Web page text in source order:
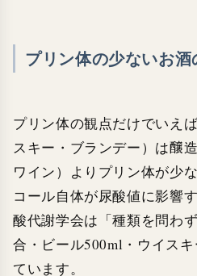
プリン体の少ないお酒
プリン体の観点だけでいえ
スキー・ブランデー）は醸
ワイン）よりプリン体が少
コール自体が尿酸値に影響
酸代謝学会は「種類を問わ
合・ビール500ml・ウイス
ています。